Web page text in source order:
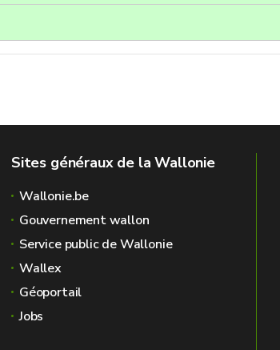
Sites généraux de la Wallonie
Wallonie.be
Gouvernement wallon
Service public de Wallonie
Wallex
Géoportail
Jobs